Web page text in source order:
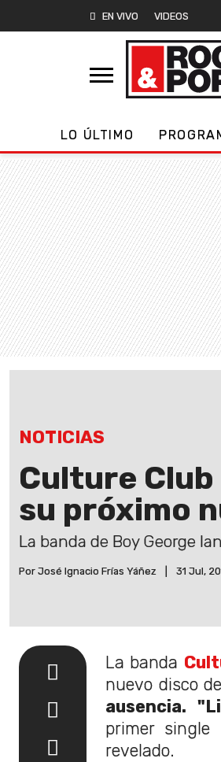
EN VIVO VIDEOS
LO ÚLTIMO
NOTICIAS
Culture
su próximo
La banda de Boy George
Por José Ignacio Frías Yáñez 31 Jul,
La banda
nuevo disco
ausencia.
primer single
revelado.